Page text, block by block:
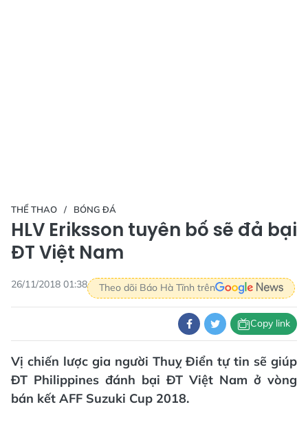
THỂ THAO BÓNG ĐÁ
HLV Eriksson tuyên bố sẽ đả bại
ĐT Việt Nam
26/11/2018 01:38 Theo dõi Báo Hà Tĩnh trên
Copy link
Vị chiến lược gia người Thuỵ Điển tự tin sẽ giúp
ĐT Philippines đánh bại ĐT Việt Nam ở vòng
bán kết AFF Suzuki Cup 2018.